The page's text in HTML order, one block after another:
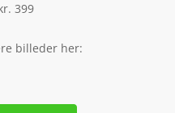
399
billeder her: